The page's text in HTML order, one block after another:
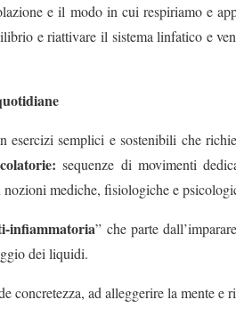
e il modo in cui respiriamo e
e riattivare il sistema linfatico e
esercizi semplici e sostenibili che
sequenze di movimenti
mediche, fisiologiche e
infiammatoria” che parte
dei liquidi.
concretezza, ad alleggerire la mente